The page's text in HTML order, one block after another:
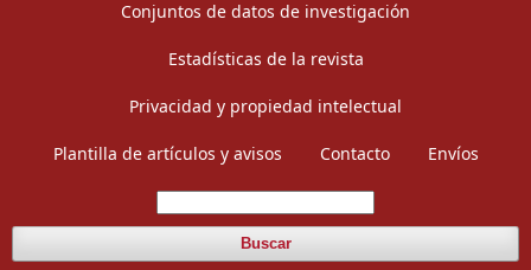
Conjuntos de datos de investigación
Estadísticas de la revista
Privacidad y propiedad intelectual
Plantilla de artículos y avisos Contacto Envíos
Buscar